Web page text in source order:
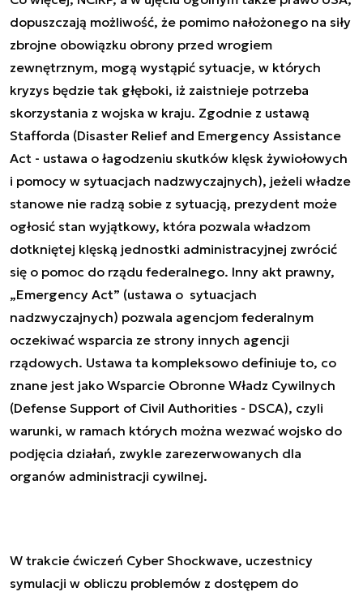
dopuszczają możliwość, że pomimo nałożonego na siły
zbrojne obowiązku obrony przed wrogiem
zewnętrznym, mogą wystąpić sytuacje, w których
kryzys będzie tak głęboki, iż zaistnieje potrzeba
skorzystania z wojska w kraju. Zgodnie z ustawą
Stafforda (Disaster Relief and Emergency Assistance
Act - ustawa o łagodzeniu skutków klęsk żywiołowych
i pomocy w sytuacjach nadzwyczajnych), jeżeli władze
stanowe nie radzą sobie z sytuacją, prezydent może
ogłosić stan wyjątkowy, która pozwala władzom
dotkniętej klęską jednostki administracyjnej zwrócić
się o pomoc do rządu federalnego. Inny akt prawny,
„Emergency Act” (ustawa o sytuacjach
nadzwyczajnych) pozwala agencjom federalnym
oczekiwać wsparcia ze strony innych agencji
rządowych. Ustawa ta kompleksowo definiuje to, co
znane jest jako Wsparcie Obronne Władz Cywilnych
(Defense Support of Civil Authorities - DSCA), czyli
warunki, w ramach których można wezwać wojsko do
podjęcia działań, zwykle zarezerwowanych dla
organów administracji cywilnej.
W trakcie ćwiczeń Cyber Shockwave, uczestnicy
symulacji w obliczu problemów z dostępem do